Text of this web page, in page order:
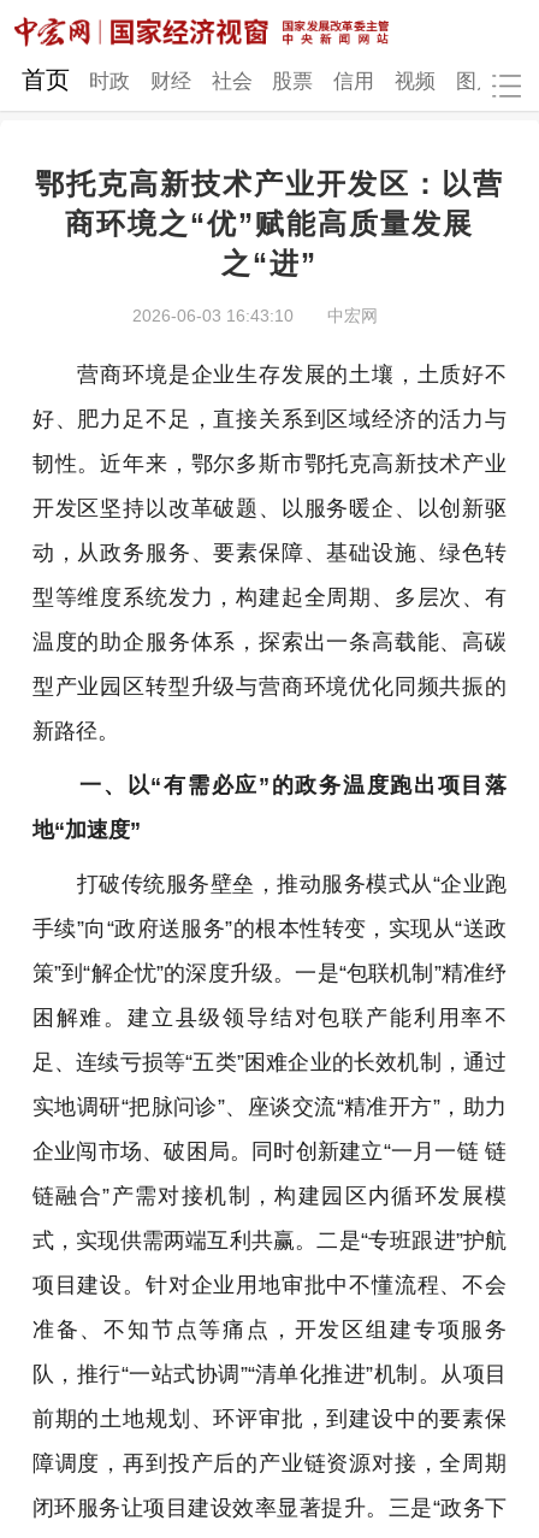
网站地图
时政 财经 社会 股票
视频 图片
中宏研究 营商环境
地方发展
首页 时政 财经 社会 股票 信用 视频 图片
鄂托克高新技术产业开发区：以营
商环境之“优”赋能高质量发展
之“进”
2026-06-03 16:43:10 中宏网
营商环境是企业生存发展的土壤，土质好不
好、肥力足不足，直接关系到区域经济的活力与
韧性。近年来，鄂尔多斯市鄂托克高新技术产业
开发区坚持以改革破题、以服务暖企、以创新驱
动，从政务服务、要素保障、基础设施、绿色转
型等维度系统发力，构建起全周期、多层次、有
温度的助企服务体系，探索出一条高载能、高碳
型产业园区转型升级与营商环境优化同频共振的
新路径。
一、以“有需必应”的政务温度跑出项目落
地“加速度”
打破传统服务壁垒，推动服务模式从“企业跑
手续”向“政府送服务”的根本性转变，实现从“送政
策”到“解企忧”的深度升级。一是“包联机制”精准纾
困解难。建立县级领导结对包联产能利用率不
足、连续亏损等“五类”困难企业的长效机制，通过
实地调研“把脉问诊”、座谈交流“精准开方”，助力
企业闯市场、破困局。同时创新建立“一月一链 链
链融合”产需对接机制，构建园区内循环发展模
式，实现供需两端互利共赢。二是“专班跟进”护航
项目建设。针对企业用地审批中不懂流程、不会
准备、不知节点等痛点，开发区组建专项服务
队，推行“一站式协调”“清单化推进”机制。从项目
前期的土地规划、环评审批，到建设中的要素保
障调度，再到投产后的产业链资源对接，全周期
闭环服务让项目建设效率显著提升。三是“政务下